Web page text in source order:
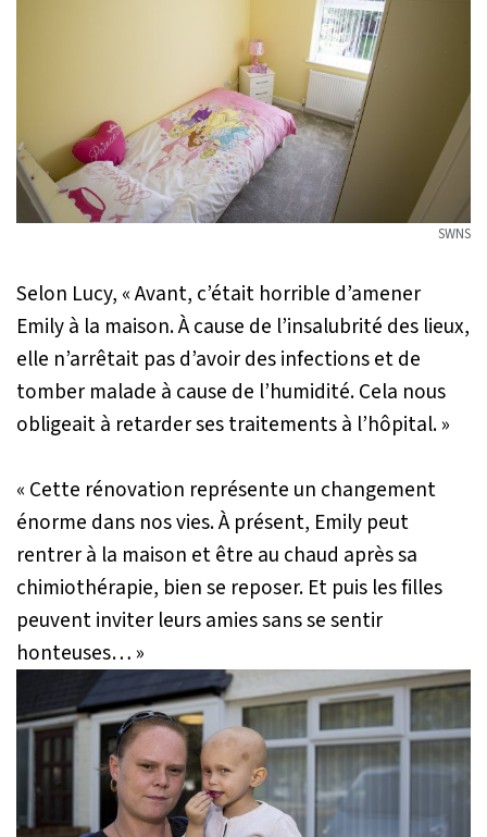
SWNS
Selon Lucy, « Avant, c’était horrible d’amener
Emily à la maison. À cause de l’insalubrité des lieux,
elle n’arrêtait pas d’avoir des infections et de
tomber malade à cause de l’humidité. Cela nous
obligeait à retarder ses traitements à l’hôpital. »
« Cette rénovation représente un changement
énorme dans nos vies. À présent, Emily peut
rentrer à la maison et être au chaud après sa
chimiothérapie, bien se reposer. Et puis les filles
peuvent inviter leurs amies sans se sentir
honteuses… »